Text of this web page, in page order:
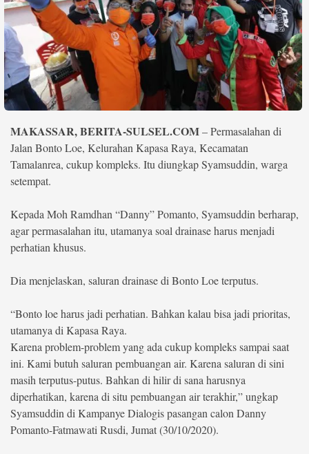
Life Style
Profil
Opini
Video
More
Disclaimer
©
Copyright
2026
berita-
sulsel.com
All
Right
Reserved
MAKASSAR, BERITA-SULSEL.COM– Permasalahan di
Jalan Bonto Loe, Kelurahan Kapasa Raya, Kecamatan
Tamalanrea, cukup kompleks. Itu diungkap Syamsuddin, warga
setempat.
Kepada Moh Ramdhan “Danny” Pomanto, Syamsuddin berharap,
agar permasalahan itu, utamanya soal drainase harus menjadi
perhatian khusus.
Dia menjelaskan, saluran drainase di Bonto Loe terputus.
“Bonto loe harus jadi perhatian. Bahkan kalau bisa jadi prioritas,
utamanya di Kapasa Raya.
Karena problem-problem yang ada cukup kompleks sampai saat
ini. Kami butuh saluran pembuangan air. Karena saluran di sini
masih terputus-putus. Bahkan di hilir di sana harusnya
diperhatikan, karena di situ pembuangan air terakhir,” ungkap
Syamsuddin di Kampanye Dialogis pasangan calon Danny
Pomanto-Fatmawati Rusdi, Jumat (30/10/2020).